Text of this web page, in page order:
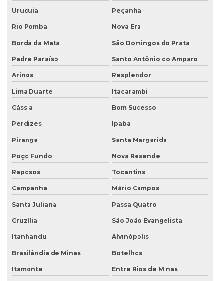
Recuperação de áreas ambientalmente degradadas
Recuperação de áreas degradadas e conservação do solo
Recuperação de áreas degradadas e passivos ambientais
Recuperação de áreas degradadas por regeneração natural
Recuperação de áreas degradadas com sistemas agroflorestais
Recuperação de áreas desmatadas
Reflorestamento recuperação de áreas degradadas
Relatório de investigação de passivo ambiental
Retirada de tanque de combustível subterrâneo
Retirada de tanque subterrâneo
Retirada de tanques
Serviço de consultoria ambiental
Serviço de desativação de tanque subterrâneo
Serviço de desativação de tanques
Serviço de licenciamento ambiental
Urucuia Peçanha
Rio Pomba Nova Era
Borda da Mata São Domingos do Prata
Padre Paraíso Santo Antônio do Amparo
Arinos Resplendor
Lima Duarte Itacarambi
Cássia Bom Sucesso
Perdizes Ipaba
Piranga Santa Margarida
Poço Fundo Nova Resende
Raposos Tocantins
Campanha Mário Campos
Santa Juliana Passa Quatro
Cruzília São João Evangelista
Itanhandu Alvinópolis
Brasilândia de Minas Botelhos
Itamonte Entre Rios de Minas